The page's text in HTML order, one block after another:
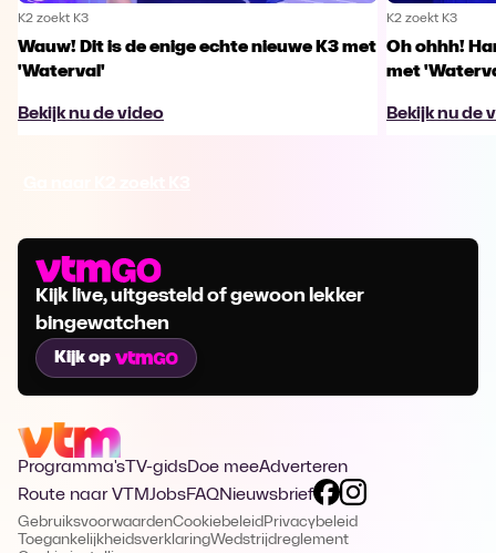
K2 zoekt K3
Wauw! Dit is de enige echte nieuwe K3 met
'Waterval'
Bekijk nu de video
K2 zoekt K3
Oh ohhh!
met
Bekijk nu de
Kijk live, uitgesteld of gewoon lekker
bingewatchen
Kijk op
Programma's TV-gidsDoe meeAdverteren
Route naar VTMJobsFAQNieuwsbrief
GebruiksvoorwaardenCookiebeleid Privacybeleid
ToegankelijkheidsverklaringWedstrijdreglement